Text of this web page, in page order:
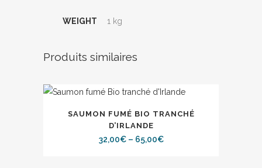
WEIGHT 1 kg
Produits similaires
SAUMON FUMÉ BIO TRANCHÉ
D’IRLANDE
32,00€– 65,00€